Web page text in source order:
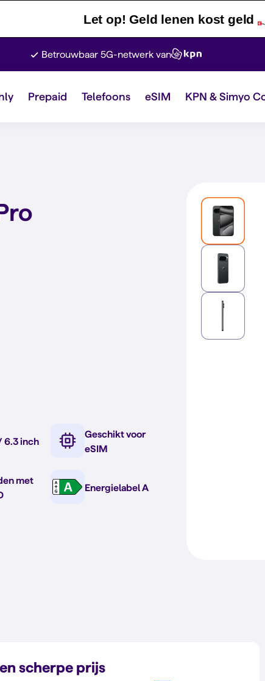
Let op! Geld lenen kost geld
Betrouwbaar 5G-netwerk van
Prepaid Telefoons eSIM KPN & Simyo
6.3 inch
Geschikt voor
eSIM
met
Energielabel A
scherpe prijs